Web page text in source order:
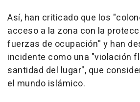
Así, han criticado que los
acceso a la zona con la
fuerzas de ocupación" y han
incidente como una "violación
santidad del lugar", que
el mundo islámico.